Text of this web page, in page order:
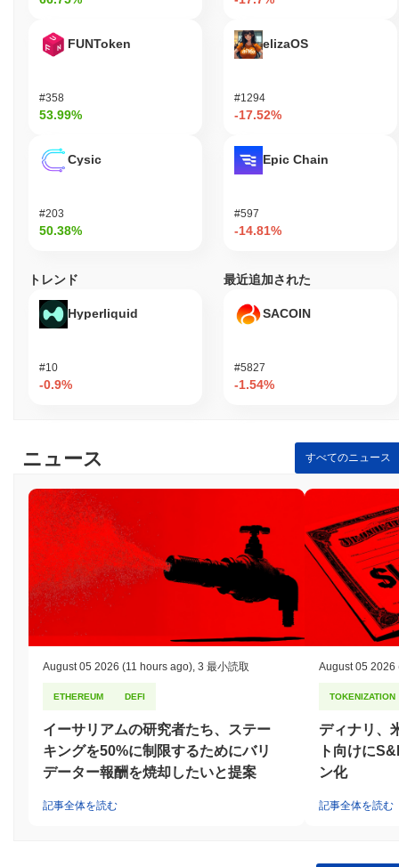
FUNToken
#358
53.99%
Cysic
#203
50.38%
elizaOS
#1294
-17.52%
Epic Chain
#597
-14.81%
トレンド
Hyperliquid
#10
-0.9%
最近追加された
SACOIN
#5827
-1.54%
ニュース すべてのニュース
August 05 2026 (11 hours ago) 3 最小読取
ETHEREUM DEFI
イーサリアムの研究者たち、ステー
キングを50%に制限するためにバリ
データー報酬を焼却したいと提案
記事全体を読む
August 05 2026
TOKENIZATION
ディナリ、
ト向けに
ン化
記事全体を読む